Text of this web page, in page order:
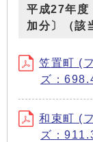
平成27年
加分〕（該
笠置町 (
ズ：
和束町 (
ズ：